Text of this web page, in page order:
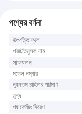
পণ্যের বর্ণনা
উৎপত্তি স্থল
পরিচিতিমুলক নাম
সাক্ষ্যদান
মডেল নম্বার
ন্যূনতম চাহিদার পরিমাণ
মূল্য
প্যাকেজিং বিবরণ